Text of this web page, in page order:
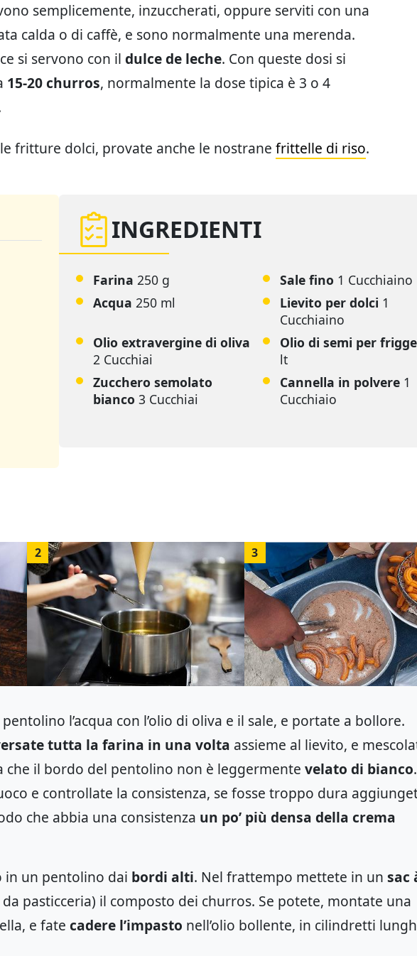
semplicemente, inzuccherati, oppure serviti con una
calda o di caffè, e sono normalmente una merenda.
si servono con il dulce de leche. Con queste dosi si
15-20 churros, normalmente la dose tipica è 3 o 4
fritture dolci, provate anche le nostrane frittelle di riso.
INGREDIENTI
Farina 250 g Sale fino 1 Cucchiaino
Acqua 250 ml Lievito per dolci 1
Cucchiaino
Olio extravergine di oliva
2 Cucchiai
Olio di semi per
lt
Zucchero semolato
bianco 3 Cucchiai
Cannella in polvere 1
Cucchiaio
2 3
l’acqua con l’olio di oliva e il sale, e portate a bollore.
tutta la farina in una volta assieme al lievito, e
che il bordo del pentolino non è leggermente velato di bianco.
e controllate la consistenza, se fosse troppo dura
che abbia una consistenza un po’ più densa della crema
in un pentolino dai bordi alti. Nel frattempo mettete in un sac
pasticceria) il composto dei churros. Se potete, montate una
e fate cadere l’impasto nell’olio bollente, in cilindretti